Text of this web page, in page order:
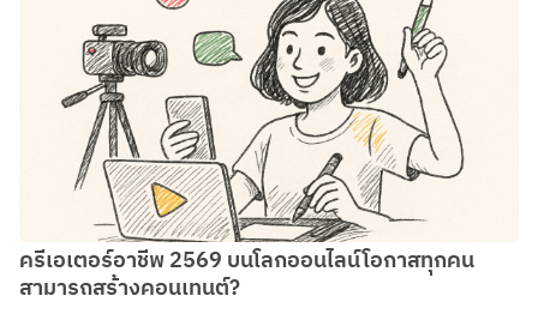
ครีเอเตอร์อาชีพ 2569 บนโลกออนไลน์โอกาสทุกคน
สามารถสร้างคอนเทนต์?